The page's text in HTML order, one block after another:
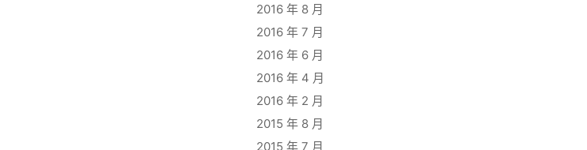
2016 年 8 月
2016 年 7 月
2016 年 6 月
2016 年 4 月
2016 年 2 月
2015 年 8 月
2015 年 7 月